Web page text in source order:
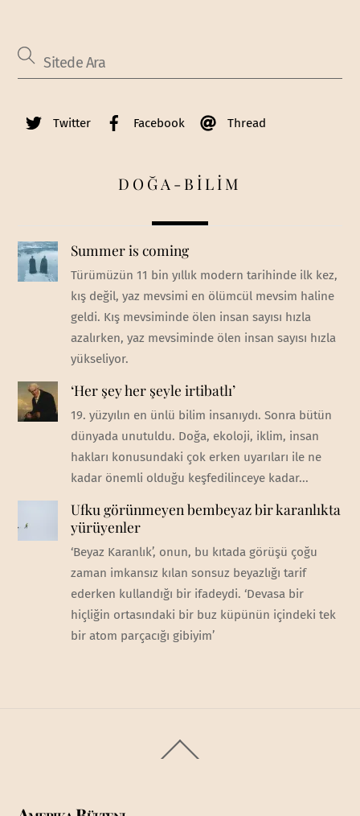
Twitter Facebook Thread
DOĞA-BİLİM
Summer is coming
Türümüzün 11 bin yıllık modern tarihinde ilk kez,
kış değil, yaz mevsimi en ölümcül mevsim haline
geldi. Kış mevsiminde ölen insan sayısı hızla
azalırken, yaz mevsiminde ölen insan sayısı hızla
yükseliyor.
‘Her şey her şeyle irtibatlı’
19. yüzyılın en ünlü bilim insanıydı. Sonra bütün
dünyada unutuldu. Doğa, ekoloji, iklim, insan
hakları konusundaki çok erken uyarıları ile ne
kadar önemli olduğu keşfedilinceye kadar...
Ufku görünmeyen bembeyaz bir karanlıkta
yürüyenler
‘Beyaz Karanlık’, onun, bu kıtada görüşü çoğu
zaman imkansız kılan sonsuz beyazlığı tarif
ederken kullandığı bir ifadeydi. ‘Devasa bir
hiçliğin ortasındaki bir buz küpünün içindeki tek
bir atom parçacığı gibiyim’
To